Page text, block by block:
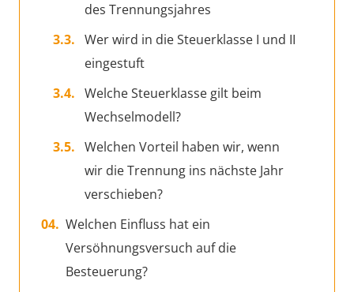
des Trennungsjahres
Wer wird in die Steuerklasse I und II
eingestuft
Welche Steuerklasse gilt beim
Wechselmodell?
Welchen Vorteil haben wir, wenn
wir die Trennung ins nächste Jahr
verschieben?
Welchen Einfluss hat ein
Versöhnungsversuch auf die
Besteuerung?